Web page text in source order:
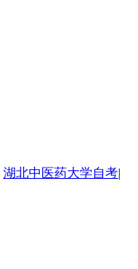
湖北中医药大学自考|